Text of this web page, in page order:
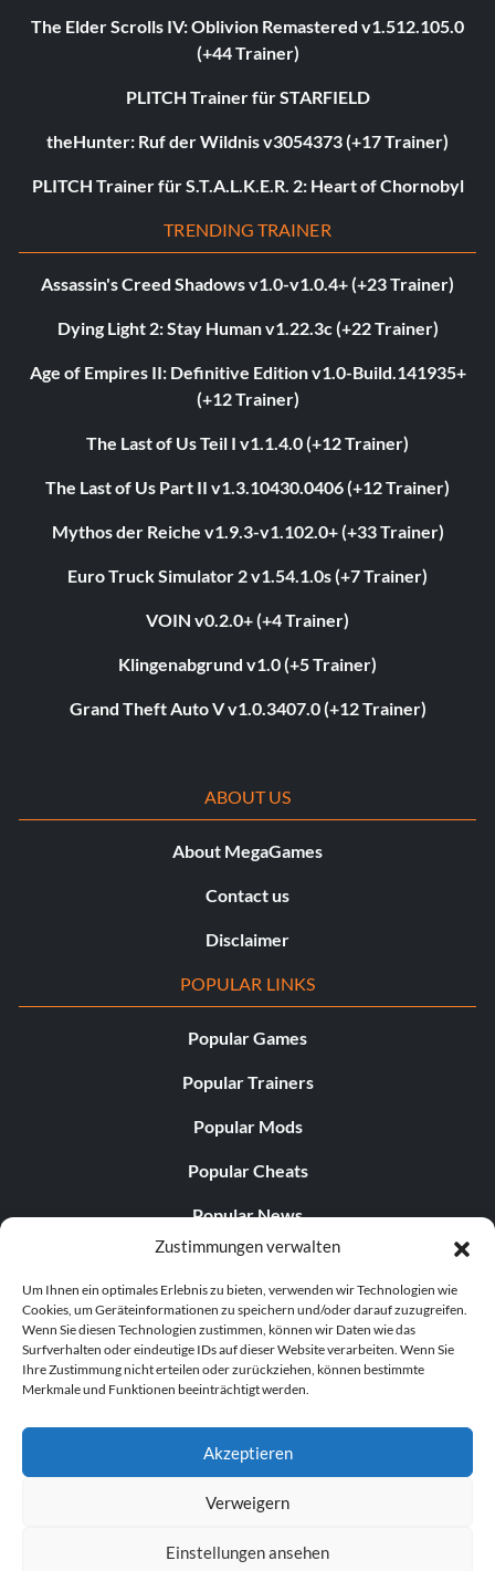
Zustimmungen verwalten
Um Ihnen ein optimales Erlebnis zu bieten, verwenden wir Technologien wie
Cookies, um Geräteinformationen zu speichern und/oder darauf zuzugreifen.
Wenn Sie diesen Technologien zustimmen, können wir Daten wie das
Surfverhalten oder eindeutige IDs auf dieser Website verarbeiten. Wenn Sie
Ihre Zustimmung nicht erteilen oder zurückziehen, können bestimmte
Merkmale und Funktionen beeinträchtigt werden.
Akzeptieren
Verweigern
Einstellungen ansehen
The Elder Scrolls IV: Oblivion Remastered v1.512.105.0
(+44 Trainer)
PLITCH Trainer für STARFIELD
theHunter: Ruf der Wildnis v3054373 (+17 Trainer)
PLITCH Trainer für S.T.A.L.K.E.R. 2: Heart of Chornobyl
TRENDING TRAINER
Assassin's Creed Shadows v1.0-v1.0.4+ (+23 Trainer)
Dying Light 2: Stay Human v1.22.3c (+22 Trainer)
Age of Empires II: Definitive Edition v1.0-Build.141935+
(+12 Trainer)
The Last of Us Teil I v1.1.4.0 (+12 Trainer)
The Last of Us Part II v1.3.10430.0406 (+12 Trainer)
Mythos der Reiche v1.9.3-v1.102.0+ (+33 Trainer)
Euro Truck Simulator 2 v1.54.1.0s (+7 Trainer)
VOIN v0.2.0+ (+4 Trainer)
Klingenabgrund v1.0 (+5 Trainer)
Grand Theft Auto V v1.0.3407.0 (+12 Trainer)
ABOUT US
About MegaGames
Contact us
Disclaimer
POPULAR LINKS
Popular Games
Popular Trainers
Popular Mods
Popular Cheats
Popular News
Popular Editorials
Popular Free Games
LATEST UPDATES
© 1998–2026 MegaGames.com All rights reserved